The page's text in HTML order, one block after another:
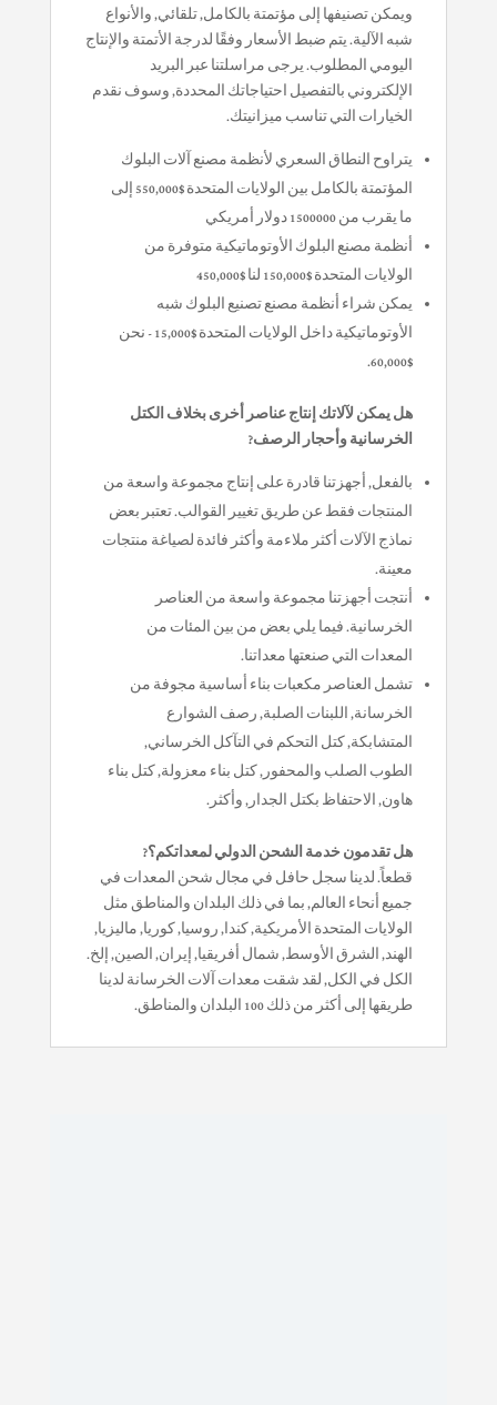
ويمكن تصنيفها إلى مؤتمتة بالكامل, تلقائي, والأنواع
شبه الآلية. يتم ضبط الأسعار وفقًا لدرجة الأتمتة والإنتاج
اليومي المطلوب. يرجى مراسلتنا عبر البريد
الإلكتروني بالتفصيل احتياجاتك المحددة, وسوف نقدم
الخيارات التي تناسب ميزانيتك.
يتراوح النطاق السعري لأنظمة مصنع آلات البلوك
المؤتمتة بالكامل بين الولايات المتحدة $550,000 إلى
ما يقرب من 1500000 دولار أمريكي
أنظمة مصنع البلوك الأوتوماتيكية متوفرة من
الولايات المتحدة $150,000 لنا $450,000
يمكن شراء أنظمة مصنع تصنيع البلوك شبه
الأوتوماتيكية داخل الولايات المتحدة $15,000 - نحن
$60,000.
هل يمكن لآلاتك إنتاج عناصر أخرى بخلاف الكتل
الخرسانية وأحجار الرصف?
بالفعل, أجهزتنا قادرة على إنتاج مجموعة واسعة من
المنتجات فقط عن طريق تغيير القوالب. تعتبر بعض
نماذج الآلات أكثر ملاءمة وأكثر فائدة لصياغة منتجات
معينة.
أنتجت أجهزتنا مجموعة واسعة من العناصر
الخرسانية. فيما يلي بعض من بين المئات من
المعدات التي صنعتها معداتنا.
تشمل العناصر مكعبات بناء أساسية مجوفة من
الخرسانة, اللبنات الصلبة, رصف الشوارع
المتشابكة, كتل التحكم في التآكل الخرساني,
الطوب الصلب والمحفور, كتل بناء معزولة, كتل بناء
هاون, الاحتفاظ بكتل الجدار, وأكثر.
هل تقدمون خدمة الشحن الدولي لمعداتكم؟?
قطعاً. لدينا سجل حافل في مجال شحن المعدات في
جميع أنحاء العالم, بما في ذلك البلدان والمناطق مثل
الولايات المتحدة الأمريكية, كندا, روسيا, كوريا, ماليزيا,
الهند, الشرق الأوسط, شمال أفريقيا, إيران, الصين, إلخ.
الكل في الكل, لقد شقت معدات آلات الخرسانة لدينا
طريقها إلى أكثر من ذلك 100 البلدان والمناطق.